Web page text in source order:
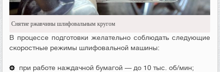
Снятие ржавчины шлифовальным кругом
В процессе подготовки желательно соблюдать следующие
скоростные режимы шлифовальной машины:
при работе наждачной бумагой — до 10 тыс. об/мин;